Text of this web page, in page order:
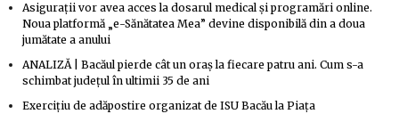
Asigurații vor avea acces la dosarul medical și programări online.
Noua platformă „e-Sănătatea Mea” devine disponibilă din a doua
jumătate a anului
ANALIZĂ | Bacăul pierde cât un oraș la fiecare patru ani. Cum s-a
schimbat județul în ultimii 35 de ani
Exercițiu de adăpostire organizat de ISU Bacău la Piața